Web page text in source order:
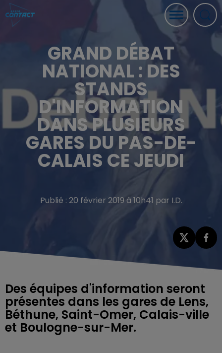
GRAND DÉBAT
NATIONAL : DES
STANDS
D'INFORMATION
DANS PLUSIEURS
GARES DU PAS-DE-
CALAIS CE JEUDI
Publié : 20 février 2019 à 10h41 par I.D.
Des équipes d'information seront
présentes dans les gares de Lens,
Béthune, Saint-Omer, Calais-ville
et Boulogne-sur-Mer.